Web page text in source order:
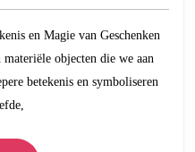
Bijzondere
Geschenken
en Magie van Geschenken
objecten die we aan
betekenis en symboliseren